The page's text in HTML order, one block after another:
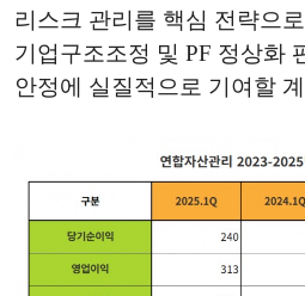
리스크 관리를 핵심 전략으
기업구조조정 및 PF 정상화
안정에 실질적으로 기여할